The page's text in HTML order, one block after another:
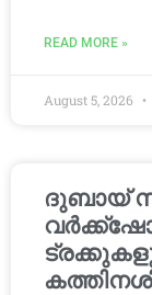
READ MORE »
August 5, 2026
ദുബായ്